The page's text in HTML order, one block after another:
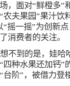
，面对“鲜橙多”
农夫果园”果汁饮
“摇一摇”为创新
消费者的关注。
不到的是，娃哈
四种水果还加钙”
台阶”，被借力登